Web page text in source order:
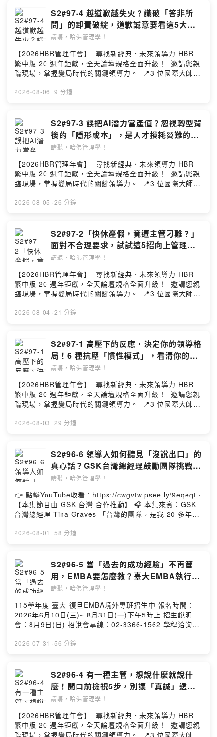
給大家一份管理錦囊，讓你用一頓早餐的時間，聽懂全球頂尖管理大師的
關鍵觀點。一集一個觀念，一次一個啟發；讓管理變得有感，讓知識貼近
生活。
【哈佛人物面對面】讓Mary用一杯咖啡的時間，彙整哈佛主題知識，邀
請你我身邊各行各業的代表人物，不論是正在起步發展的新興創業家、時
下最夯的YouTuber或是你家巷口的飲料店老闆，都是我們的邀約對象。
擁有哈佛DNA的他們，將跟我們一起聊聊自己在經營、管理上的故事，
FB：https://www.facebook.com/hbrtaiwan
IG：https://www.instagram.com/hbrtaiwan/
LINE：https://page.line.me/zfc8021l?openQrModal
Hosting provided by SoundOn
https://go.cwgv.tw/hbrcc-summit . 🎧 本集來賓：澤鈺
智庫總經理 李河泉、羿誠企管總經理 張舜智 你以前罵我
是豬我坦然接受，現在我是主管了，為什麼不能罵底下是
豬？ 主管一句「你是碩士，怎麼做出這種水準？」在現在
可能已經默默踩到紅線… 自從《職業安全衛生法》的職場
霸凌專章正式上路後，職場生態正在經歷一場前所未有的
劇烈震盪！ 難道主管只能選擇「卑微管理」或「放棄當主
管」？員工申訴真的能解決所有問題嗎？ 你將聽到：
🔹「沒揪買雞排被罰450萬」是真的嗎？ 到底幾次不揪才
可能造成「霸凌通膨」？主管、員工都還在摸索界線？ 🔹
主管如何善用職場「九宮格」與典章制度，不情緒化責
罵，扮演「何時的壞人」？ 不論你是苦惱「現在到底該怎
麼帶人」的主管，還是想搞懂職場權益與溝通界線的工作
「敢管理，也懂尊重」的新解方。 👉 相關文章請見〈別讓
職場霸凌重創雇主品牌：主管三招提高心理安全感〉
https://go.hbrtw.com/9evc4s 〈職場霸凌專章上路：告
https://go.hbrtw.com/9evewu 〈丟掉過時領導！不當
健診〉https://yicheng.net.tw/workplace-bullying-
assessment-article/ 下載〈職場霸凌九宮格〉
https://go.hbrtw.com/9flxct . 💡 如果你喜歡我們的節
目，歡迎贊助我們 https://hbrtw.cc/QsQy4 💡 聽得不過
癮？立即註冊會員免費閱讀全文 (會員每月免費讀三篇)
https://go.hbrtw.com/8wmzxy 💡 歡迎留言給瑪利社長與
製作團隊 https://go.hbrtw.com/8wn9zd 💭 瑪利社長
請來信｜hsuanjung@cwgv.com.tw . 前往官網、管理地
任何未經授權之重製（含公開分享與課程運用、引用）歡
迎至網站購買內容、或聯繫hbrtaiwan@cwgv.com.tw提出
合作想法。 --Hosting provided by SoundOn
S2#97-4 越道歉越失火？識破「答非所
問」的卸責破綻，道歉誠意要看這5大關
鍵｜AI 數位總編輯
請聽，哈佛管理學！
【2026HBR管理年會】 尋找新經典．未來領導力 HBR
繁中版 20 週年鉅獻，全天論壇規格全面升級！ 邀請您親
臨現場，掌握變局時代的關鍵領導力。 📍3 位國際大師
帶您一次帶走三大實戰解方。 ▪️ 時間：9/15 (二) 9:30–
https://go.cwgv.tw/hbrcc-summit . 🎧 本集《數位總編
輯》的管理錦囊： **「道歉，不是把話說得多漂亮，而是
讓對方看見你願意負責、修正，並且不再重犯。」 ** 你有
沒有發現，現在只要有企業出包，大家第一件事不是急著
釐清事實，而是搶著當「閱卷老師」？ 許多企業一篇道歉
聲明發出來，底下的網友卻越看越火大，了解到危機處理
最常見的致命錯誤，似乎是「答非所問」 ——把焦點放在
自己的初衷與委屈，卻悄悄把消費者真正關心的責任問題
給換掉了！ 本集你會聽到： 🔹為什麼光說「對不起」沒
體事實說明問題根源，讓顧客相信你真的知道問題出在哪
裡 🔹具體承諾避免重犯，拿出明確的改善措施與警示機
制，才能降低不安 當看見企業真的願意為錯誤負責、並做
出改變時，也許就能獲得真正原諒！ 👉 相關文章請見〈掌
https://go.hbrtw.com/9f6tsu . 💡 如果你喜歡我們的節
目，歡迎贊助我們 https://hbrtw.cc/QsQy4 💡 聽得不過
癮？立即註冊會員免費閱讀全文 (會員每月免費讀三篇)
製作團隊 https://go.hbrtw.com/8wn9zd 💭 瑪利社長
圖、臉書、IG、Line，了解更多《哈佛商業評論》。 本集
內容由《哈佛商業評論》全球繁體中文版製作播出，禁止
任何未經授權之重製（含公開分享與課程運用、引用）歡
迎至網站購買內容、或聯繫hbrtaiwan@cwgv.com.tw提出
合作想法。 --Hosting provided by SoundOn
2026-08-06 · 9 分鐘
S2#97-3 誤把AI潛力當產值？忽視轉型背
後的「隱形成本」，是人才損耗災難的開
始｜週三編輯室
請聽，哈佛管理學！
【2026HBR管理年會】 尋找新經典．未來領導力 HBR
繁中版 20 週年鉅獻，全天論壇規格全面升級！ 邀請您親
臨現場，掌握變局時代的關鍵領導力。 📍3 位國際大師
帶您一次帶走三大實戰解方。 ▪️ 時間：9/15 (二) 9:30–
https://go.cwgv.tw/hbrcc-summit . 會議室裡主管激昂地
喊著「用 AI 降本增效！」，你跟著大家點頭附和，看起來
對新工具抱持開放與熱情。 但回到座位打開電腦，迎接你
的是無限循環的修改提示詞、比對錯漏，以及比自己從頭
做還高的查核成本…… 原本期待 AI 能幫忙減輕負擔，最
後卻發現自己變成了天天幫 AI 擦屁股的AI 保母。 面對組
織將「AI 潛力」誤當成「已實現生產力」所帶來的焦慮與
過勞， 想要擺脫「降本增累」的惡性循環，關鍵在於我們
不能盲目預支體力， 而是要為團隊與自己建立一套務實的
真相 🔸「降本增效」還是「降本增累」？揭開預支員工體
力所帶來的三重代價 🔸HBR 學者提出的務實轉型 3 步
驟：精準鎖定試點、精算隱形成本、重塑流程後再談人力
想要避免優秀人才陷入無謂的磨損與過勞，我們可以捫心
是只給員工戴上了數位鞭子？」 👉 相關文章請見〈別將潛
力當生產力：識破AI裁員潮下削減成本的拙劣藉口〉
https://go.hbrtw.com/9f4kgl 🎧 延伸學習〈AI轉型、策略
https://hbr.pse.is/9fjyt4 . 💡 如果你喜歡我們的節目，歡
https://go.hbrtw.com/8wmzxy 💡 歡迎留言給瑪利社長與
製作團隊 https://go.hbrtw.com/8wn9zd 💭 瑪利社長
Facebook粉絲專頁 / gvm.hbrcc.mary 📩 業務配合邀約
請來信｜hsuanjung@cwgv.com.tw . 前往官網、管理地
圖、臉書、IG、Line，了解更多《哈佛商業評論》。 本集
內容由《哈佛商業評論》全球繁體中文版製作播出，禁止
任何未經授權之重製（含公開分享與課程運用、引用）歡
合作想法。 --Hosting provided by SoundOn
2026-08-05 · 26 分鐘
S2#97-2「快休產假，竟遭主管刁難？」
面對不合理要求，試試這5招向上管理對
策｜Dear Mary
請聽，哈佛管理學！
【2026HBR管理年會】 尋找新經典．未來領導力 HBR
繁中版 20 週年鉅獻，全天論壇規格全面升級！ 邀請您親
臨現場，掌握變局時代的關鍵領導力。 📍3 位國際大師
帶您一次帶走三大實戰解方。 ▪️ 時間：9/15 (二) 9:30–
https://go.cwgv.tw/hbrcc-summit . 當上司提出不切實際
的要求，甚至影響到自身情緒， 我們能做的只能默默任氣
吞聲、含淚硬撐嗎？ 這集來自 L 小姐 的提問：入職後向
公司告知「懷孕」，沒想到接連迎來老闆不合理要求與對
待……這究竟是合理的工作挑戰，還是職場霸凌？ 本集你
會聽到： 🔹懂得「具體記錄作法與困難」，用客觀事實讓
主管看到現實的邊界！ 🔹與其單方面接受或抗拒，不如發
起一場有建設性的協商 🔹保護自身權益的同時，也可以試
著去同理上司背後承擔的壓力 面對不合理的職場要求，退
自己贏得尊重，打造一個既有保障、又能理性對話的工作
環境。 👉 相關文章請見 〈上司提出不切實際的要求，可
採取五種向上管理的對策〉https://go.hbrtw.com/9ety34
💌 開啟 Dear Mary 信箱▸ https://hbrtw.cc/eHPlY . 💡
https://hbrtw.cc/QsQy4 💡 聽得不過癮？立即註冊會員免
費閱讀全文 (會員每月免費讀三篇)
https://go.hbrtw.com/8wmzxy 💡 歡迎留言給瑪利社長與
Facebook粉絲專頁 / gvm.hbrcc.mary 📩 業務配合邀約
內容由《哈佛商業評論》全球繁體中文版製作播出，禁止
任何未經授權之重製（含公開分享與課程運用、引用）歡
迎至網站購買內容、或聯繫hbrtaiwan@cwgv.com.tw提出
合作想法。 --Hosting provided by SoundOn
2026-08-04 · 21 分鐘
S2#97-1 高壓下的反應，決定你的領導格
局！6 種抗壓「慣性模式」，看清你的罩
門｜Mary's Talk
請聽，哈佛管理學！
【2026HBR管理年會】 尋找新經典．未來領導力 HBR
繁中版 20 週年鉅獻，全天論壇規格全面升級！ 邀請您親
臨現場，掌握變局時代的關鍵領導力。 📍3 位國際大師
帶您一次帶走三大實戰解方。 ▪️ 時間：9/15 (二) 9:30–
https://go.cwgv.tw/hbrcc-summit . 你最近也覺得壓力快
要到臨界點了嗎？別懷疑，這不是你的錯覺！ 根據最新研
究調查，全球高過半數的高階主管都表示自己正處於「史
上壓力最高」的時刻，甚至比新冠疫情期間還要焦慮！ 當
關稅戰、地緣政治、技術變革與各種突發公關危機接踵而
至，身為領導者的你，是用什麼方式在回應壓力？ 📌 本集
重點 🔹 翻轉壓力思維：把「威脅」變「機會」 🔹對號入
座！解密 6 大壓力應對原型 🔹 平常心減壓：打造抗壓韌
性的關鍵心法 聽完這一集，不妨也問問自己或團隊同仁：
〈領導不受限：六種模式迎戰高壓〉
https://go.hbrtw.com/9eng2k 💌 開啟 Dear Mary 信箱
▸https://hbrtw.cc/eHPlY . 💡 如果你喜歡我們的節目，歡
迎贊助我們 https://hbrtw.cc/QsQy4 💡 聽得不過癮？立
https://go.hbrtw.com/8wmzxy 💡 歡迎留言給瑪利社長與
製作團隊 https://go.hbrtw.com/8wn9zd 💭 瑪利社長
Facebook粉絲專頁 / gvm.hbrcc.mary 📩 業務配合邀約
圖、臉書、IG、Line，了解更多《哈佛商業評論》。 本集
迎至網站購買內容、或聯繫hbrtaiwan@cwgv.com.tw提出
合作想法。 --Hosting provided by SoundOn
2026-08-03 · 29 分鐘
S2#96-6 領導人如何聽見「沒說出口」的
真心話？GSK台灣總經理鼓勵團隊挑戰
「瘋狂想法」：即使做到 25%，也是創新
的起點｜哈佛人物面對面
請聽，哈佛管理學！
👉 點擊YouTube收看：https://cwgvtw.psee.ly/9eqeqt ‧
【本集節目由 GSK 台灣 合作推動】 🎧 本集來賓：GSK
台灣總經理 Tina Graves 「台灣的團隊，是我 20 多年職
此感性地告白。 走過日本、加拿大、比利時、新加坡，最
有時會讓員工「抓狂」，因為她總是不斷鼓勵這群「謙
虛」的台灣人才：「你們做得太棒了，要大聲說出來，讓
全球看見台灣的影響力！」 從英文老師到跨國生物製藥公
司總經理，Tina 深刻體會：跨文化領導的關鍵，除了理解
市場，更重要的是理解「人」。初到台灣，她沒有急著套
用西方直接的溝通方式，而是運用過去在日本學會的「讀
懂空氣」，理解那些「沒被說出口的訊息」。她更推動
「傾聽之旅（Listening Tour）」，每半年與基層員工對
談，從第一線的聲音中找出管理盲點。 當公司準備發展腫
人？」 Tina 聽進去了，成功推動了「腫瘤訓練營
（Oncology Boot Camp）」，讓內部同仁透過培訓與考
核，取得跨領域的機會。一個員工敢說出口的質疑，最後
成為人才培育與組織創新的起點。 Tina 在公司裡常說一句
果你連問都沒有問、連試都沒有試，答案就已經是
「不」。即使一個瘋狂的想法做不到 100%，也可能先做
2026-08-01 · 58 分鐘
S2#96-5 當「過去的成功經驗」不再管
用，EMBA要怎麼教？臺大EMBA執行長
何耕宇：老闆最該丟掉的是「下指令」｜
哈佛人物面對面
請聽，哈佛管理學！
115學年度 臺大-復旦EMBA境外專班招生中 報名時間：
2026年6月10日(三)~ 8月31日(一)下午5時止 招生說明
會：8月9日(日) 招說會專線：02-3366-1562 學程洽詢：
https://management.ntu.edu.tw/EMBA/ ＊LINE官方帳
賓：臺大管理學院副院長暨EMBA 執行長 何耕宇 在 AI 技
術爆發、地緣政治動盪的「天天都在變」的時代，過去經
營企業的成功經驗早已紛紛失靈。 面對資訊過載的「新焦
慮」，領導人該如何穿越迷霧？何執行長分享他帶領高階
經理人遠赴海外移地教學的震撼洞察，為現代領導者梳理
出突圍變局的關鍵心法。 本集你將聽到： 🔹 三個世紀的
聖家堂，竟然是頂尖商學院的管理個案？ 🔹 現代領導人
2026-07-31 · 56 分鐘
S2#96-4 有一種主管，想說什麼就說什
麼！開口前檢視5步，別讓「真誠」透支
團隊信任｜AI 數位總編輯
請聽，哈佛管理學！
【2026HBR管理年會】 尋找新經典．未來領導力 HBR
繁中版 20 週年鉅獻，全天論壇規格全面升級！ 邀請您親
臨現場，掌握變局時代的關鍵領導力。 📍3 位國際大師